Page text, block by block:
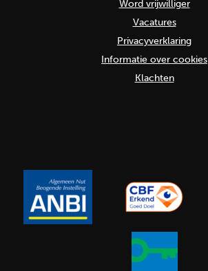
Word vrijwilliger
Vacatures
Privacyverklaring
Informatie over cookies
Klachten